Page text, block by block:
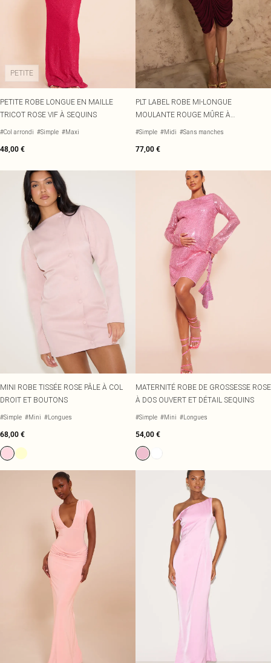
PETITE
PETITE ROBE LONGUE EN MAILLE
TRICOT ROSE VIF À SEQUINS
#Col arrondi #Simple #Maxi
48,00 €
PLT LABEL ROBE MI-LONGUE
MOULANTE ROUGE MÛRE À
DÉCOLLETÉ ET JUPE DRAPÉE
#Simple #Midi #Sans manches
77,00 €
MINI ROBE TISSÉE ROSE PÂLE À COL
DROIT ET BOUTONS
#Simple #Mini #Longues
68,00 €
MATERNITÉ ROBE DE GROSSESSE ROSE
À DOS OUVERT ET DÉTAIL SEQUINS
#Simple #Mini #Longues
54,00 €